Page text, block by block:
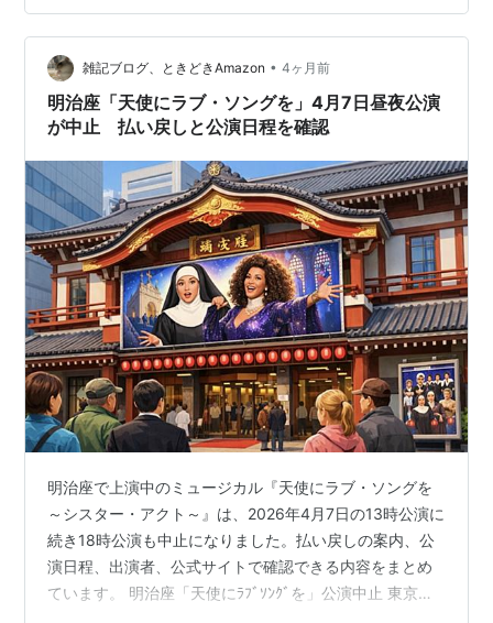
になる。 しかし主人公が成してきたことのお陰で救わ
れ、ラストは大見せ場ハッピーエンド、という安心のア
メリカ王道脚本。 こういう話はラストがわかってても楽
しい。 歌のパフォーマンスが素晴らしかった。 「スウィ
ングガールズ」をみたあとのよう…
雑記ブログ、ときどきAmazon • 4ヶ月前
明治座「天使にラブ・ソングを」4月7日昼夜公演
が中止 払い戻しと公演日程を確認
明治座で上演中のミュージカル『天使にラブ・ソングを
～シスター・アクト～』は、2026年4月7日の13時公演に
続き18時公演も中止になりました。払い戻しの案内、公
演日程、出演者、公式サイトで確認できる内容をまとめ
ています。 明治座「天使にﾗﾌﾞｿﾝｸﾞを」公演中止 東京・